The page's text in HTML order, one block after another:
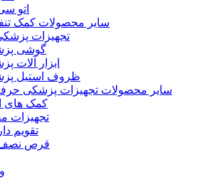
اتو
سایر محصولات کمک
تجهیزات
گوشی
ابزار آلات
ظروف استیل
سایر محصولات تجهیزات پزشکی
کمک های
تجهیزات
تقویم
قرص